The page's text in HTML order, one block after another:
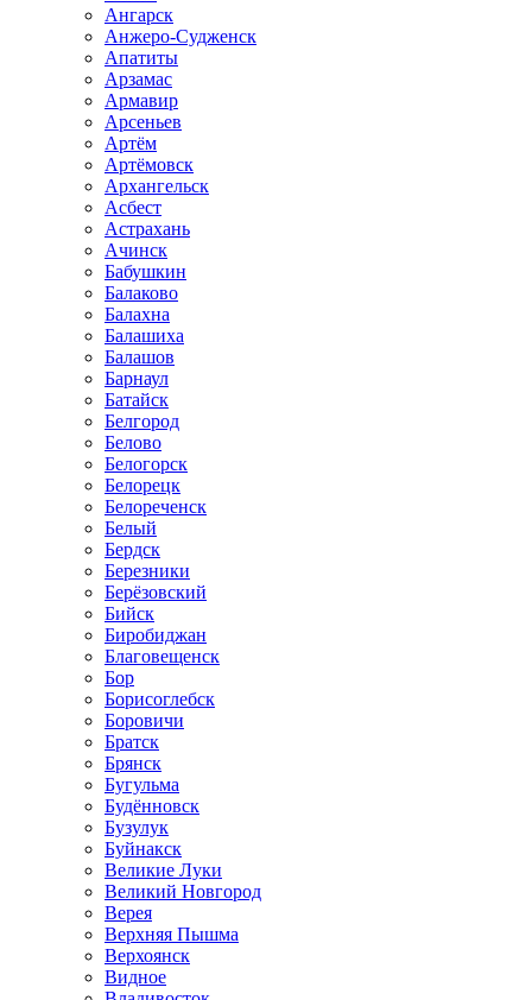
Ангарск
Анжеро-Судженск
Апатиты
Арзамас
Армавир
Арсеньев
Артём
Артёмовск
Архангельск
Асбест
Астрахань
Ачинск
Бабушкин
Балаково
Балахна
Балашиха
Балашов
Барнаул
Батайск
Белгород
Белово
Белогорск
Белорецк
Белореченск
Белый
Бердск
Березники
Берёзовский
Бийск
Биробиджан
Благовещенск
Бор
Борисоглебск
Боровичи
Братск
Брянск
Бугульма
Будённовск
Бузулук
Буйнакск
Великие Луки
Великий Новгород
Верея
Верхняя Пышма
Верхоянск
Видное